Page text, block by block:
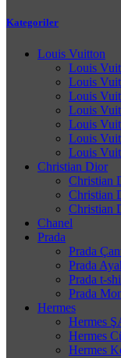
Kategoriler
Louis Vuitton
Louis
Louis
Louis
Louis
Louis
Louis
Louis
Christian Dior
Christian
Christian
Christian
Chanel
Prada
Prada
Prada
Prada t-
Prada
Hermes
Hermes
Hermes
Hermes